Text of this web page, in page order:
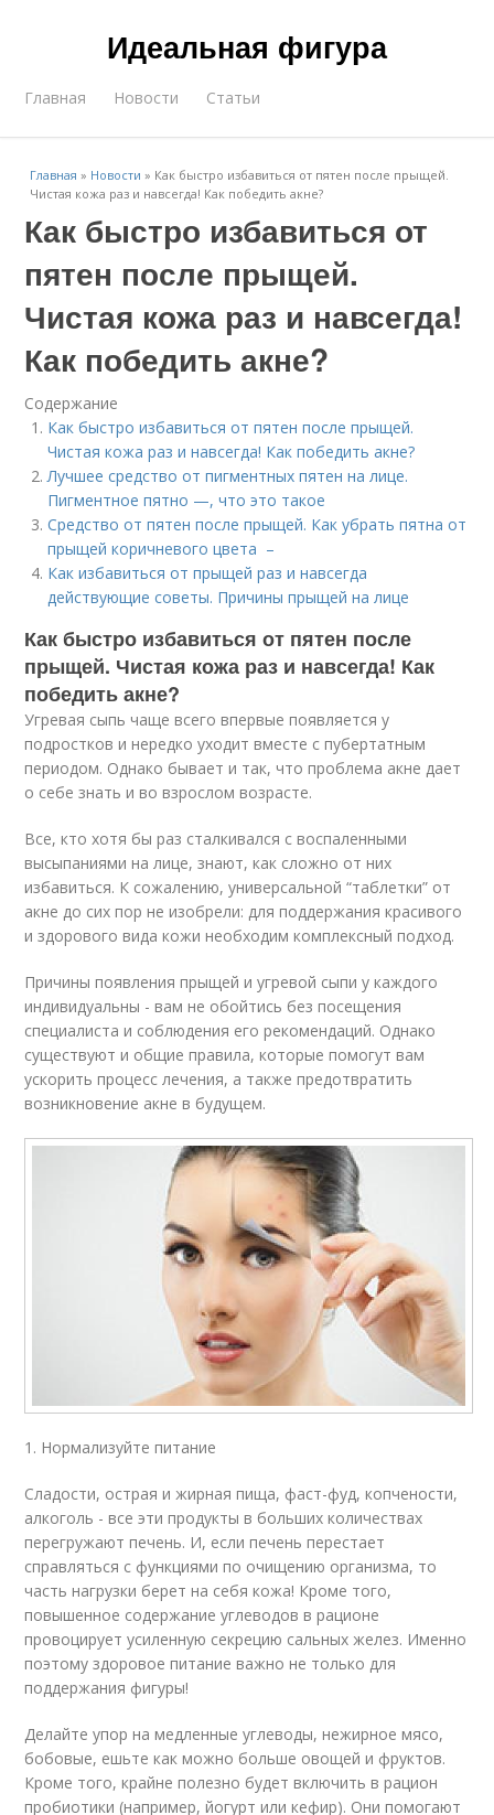
Идеальная фигура
Главная Новости Статьи
Главная » Новости » Как быстро избавиться от пятен после прыщей.
Чистая кожа раз и навсегда! Как победить акне?
Как быстро избавиться от
пятен после прыщей.
Чистая кожа раз и навсегда!
Как победить акне?
Содержание
Как быстро избавиться от пятен после прыщей.
Чистая кожа раз и навсегда! Как победить акне?
Лучшее средство от пигментных пятен на лице.
Пигментное пятно —, что это такое
Средство от пятен после прыщей. Как убрать пятна от
прыщей коричневого цвета –
Как избавиться от прыщей раз и навсегда
действующие советы. Причины прыщей на лице
Как быстро избавиться от пятен после
прыщей. Чистая кожа раз и навсегда! Как
победить акне?
Угревая сыпь чаще всего впервые появляется у
подростков и нередко уходит вместе с пубертатным
периодом. Однако бывает и так, что проблема акне дает
о себе знать и во взрослом возрасте.
Все, кто хотя бы раз сталкивался с воспаленными
высыпаниями на лице, знают, как сложно от них
избавиться. К сожалению, универсальной “таблетки” от
акне до сих пор не изобрели: для поддержания красивого
и здорового вида кожи необходим комплексный подход.
Причины появления прыщей и угревой сыпи у каждого
индивидуальны - вам не обойтись без посещения
специалиста и соблюдения его рекомендаций. Однако
существуют и общие правила, которые помогут вам
ускорить процесс лечения, а также предотвратить
возникновение акне в будущем.
1. Нормализуйте питание
Сладости, острая и жирная пища, фаст-фуд, копчености,
алкоголь - все эти продукты в больших количествах
перегружают печень. И, если печень перестает
справляться с функциями по очищению организма, то
часть нагрузки берет на себя кожа! Кроме того,
повышенное содержание углеводов в рационе
провоцирует усиленную секрецию сальных желез. Именно
поэтому здоровое питание важно не только для
поддержания фигуры!
Делайте упор на медленные углеводы, нежирное мясо,
бобовые, ешьте как можно больше овощей и фруктов.
Кроме того, крайне полезно будет включить в рацион
пробиотики (например, йогурт или кефир). Они помогают